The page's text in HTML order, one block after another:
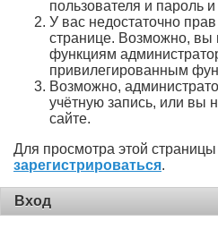
пользователя и пароль
У вас недостаточно
странице. Возможно, вы
функциям
привилегированным
Возможно,
учётную запись, или вы
сайте.
Для просмотра этой
зарегистрироваться.
Вход